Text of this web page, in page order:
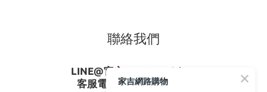
聯絡我們
LINE@官方ID
@gagishop
客服電話 ：0800-273795
家吉網路購物